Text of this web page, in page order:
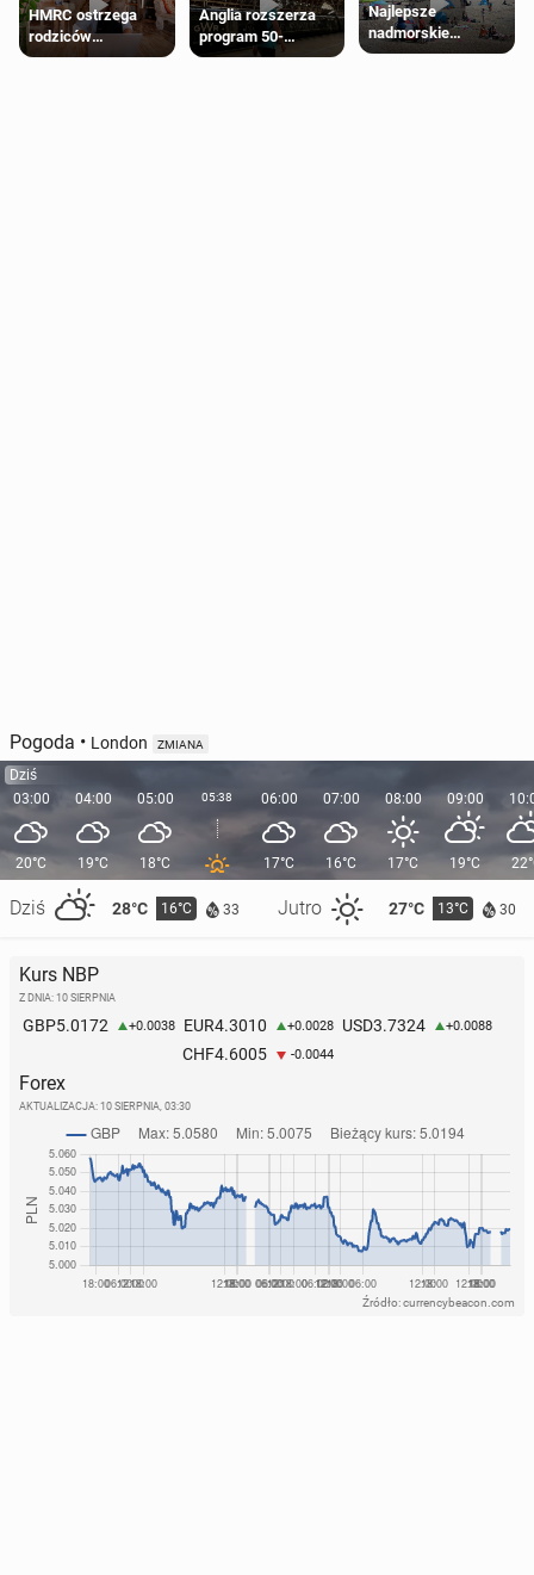
HMRC ostrzega
rodziców
pobierających Child
Anglia rozszerza
program 50-
procentowych
Najlepsze
nadmorskie
miasteczko blisko
Pogoda • London ZMIANA
Dziś
03:00
20°C
Dziś 28°C 16°C 33 Jutro 27°C 13°C 30
04:00
19°C
05:00
18°C
05:38 06:00
17°C
07:00
16°C
08:00
17°C
09:00
19°C
Kurs NBP
Z DNIA: 10 SIERPNIA
GBP5.0172 +0.0038 EUR4.3010 +0.0028 USD3.7324 +0.0088
CHF4.6005 -0.0044
Forex
AKTUALIZACJA: 10 SIERPNIA, 03:30
Źródło: currencybeacon.com